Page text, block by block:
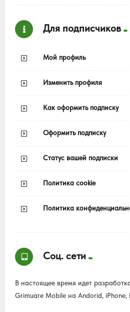
Для подписчиков
Мой профиль
Изменить профиля
Как оформить подписку
Оформить подписку
Статус вашей подписки
Политика cookie
Политика
Соц. сети
В настоящее время идет
Grimuare Mobile на Andorid, iPhone,